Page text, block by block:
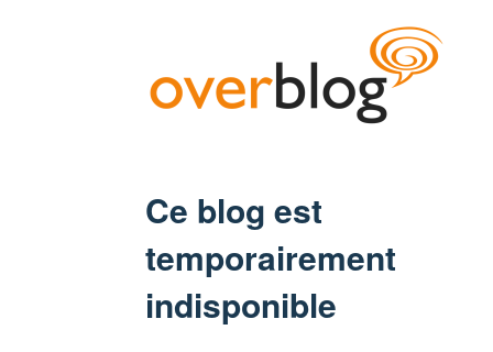
Ce blog est
temporairement
indisponible